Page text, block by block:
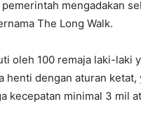
mengadakan
The Long Walk.
oleh 100 remaja laki-laki
henti dengan aturan ketat,
kecepatan minimal 3 mil